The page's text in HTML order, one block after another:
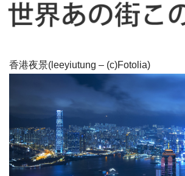
香港夜景(leeyiutung – (c)Fotolia)